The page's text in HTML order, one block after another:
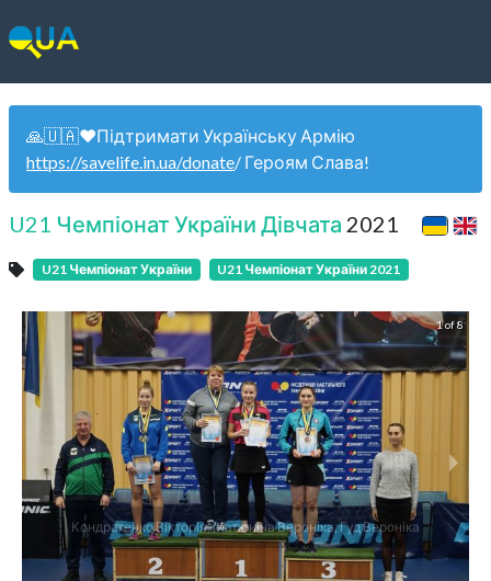
🙏🇺🇦❤️Підтримати Українську Армію
https://savelife.in.ua/donate/ Героям Слава!
U21 Чемпіонат України Дівчата 2021
U21 Чемпіонат України U21 Чемпіонат України 2021
Кондратенко Вікторія, Матюніна Вероніка, Гуд Вероніка
1 of 8